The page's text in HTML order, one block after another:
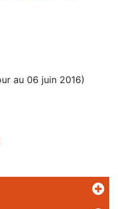
au 06 juin 2016)